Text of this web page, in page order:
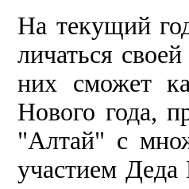
На текущий
личаться
них сможет
Нового года,
"Алтай" с
участием